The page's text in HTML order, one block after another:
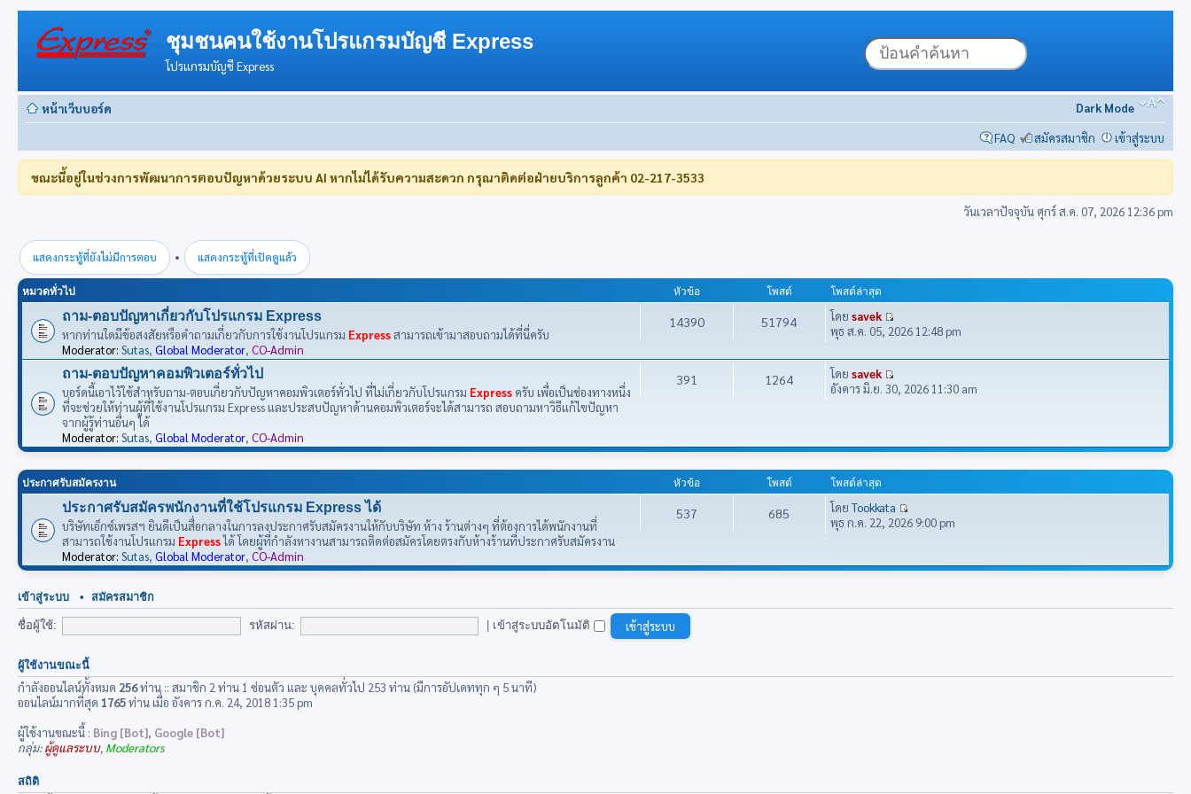
ชุมชนคนใช้งานโปรแกรมบัญชี Express
โปรแกรมบัญชี Express
หน้าเว็บบอร์ด
Dark Mode
FAQ
สมัครสมาชิก เข้าสู่ระบบ
ขณะนี้อยู่ในช่วงการพัฒนาการตอบปัญหาด้วยระบบ AI หากไม่ได้รับความสะดวก กรุณาติดต่อฝ่ายบริการลูกค้า 02-217-3533
วันเวลาปัจจุบัน ศุกร์ ส.ค. 07, 2026 12:36 pm
แสดงกระทู้ที่ยังไม่มีการตอบ • แสดงกระทู้ที่เปิดดูแล้ว
หมวดทั่วไป หัวข้อ โพสต์ โพสต์ล่าสุด
ถาม-ตอบปัญหาเกี่ยวกับโปรแกรม Express
หากท่านใดมีข้อสงสัยหรือคำถามเกี่ยวกับการใช้งานโปรแกรม Expressสามารถเข้ามาสอบถามได้ที่นี่ครับ
Moderator: Sutas, Global Moderator, CO-Admin
14390 51794 โดยsavek
พุธ ส.ค. 05, 2026 12:48 pm
ถาม-ตอบปัญหาคอมพิวเตอร์ทั่วไป
บอร์ดนี้เอาไว้ใช้สำหรับถาม-ตอบเกี่ยวกับปัญหาคอมพิวเตอร์ทั่วไป ที่ไม่เกี่ยวกับโปรแกรม Express ครับ เพื่อเป็นช่องทางหนึ่ง
ที่จะช่วยให้ท่านผู้ที่ใช้งานโปรแกรม Express และประสบปัญหาด้านคอมพิวเตอร์จะได้สามารถ สอบถามหาวิธีแก้ไขปัญหา
จากผู้รู้ท่านอื่นๆ ได้
Moderator: Sutas, Global Moderator, CO-Admin
391 1264 โดยsavek
อังคาร มิ.ย. 30, 2026 11:30 am
ประกาศรับสมัครงาน หัวข้อ โพสต์ โพสต์ล่าสุด
ประกาศรับสมัครพนักงานที่ใช้โปรแกรม Express ได้
บริษัทเอ็กซ์เพรสฯ ยินดีเป็นสื่อกลางในการลงประกาศรับสมัครงานให้กับบริษัท ห้าง ร้านต่างๆ ที่ต้องการได้พนักงานที่
สามารถใช้งานโปรแกรม Expressได้ โดยผู้ที่กำลังหางานสามารถติดต่อสมัครโดยตรงกับห้างร้านที่ประกาศรับสมัครงาน
Moderator: Sutas, Global Moderator, CO-Admin
537 685 โดยTookkata
พุธ ก.ค. 22, 2026 9:00 pm
เข้าสู่ระบบ • สมัครสมาชิก
ชื่อผู้ใช้: รหัสผ่าน: | เข้าสู่ระบบอัตโนมัติ
ผู้ใช้งานขณะนี้
กำลังออนไลน์ทั้งหมด 256ท่าน :: สมาชิก 2 ท่าน 1 ซ่อนตัว และ บุคคลทั่วไป 253 ท่าน (มีการอัปเดททุก ๆ 5 นาที)
ออนไลน์มากที่สุด 1765ท่าน เมื่อ อังคาร ก.ค. 24, 2018 1:35 pm
ผู้ใช้งานขณะนี้ : Bing [Bot], Google [Bot]
กลุ่ม:ผู้ดูแลระบบ, Moderators
สถิติ